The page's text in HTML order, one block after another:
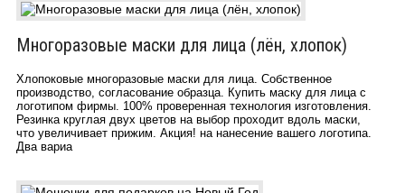
Многоразовые маски для лица (лён, хлопок)
Хлопоковые многоразовые маски для лица. Собственное
производство, согласование образца. Купить маску для лица с
логотипом фирмы. 100% проверенная технология изготовления.
Резинка круглая двух цветов на выбор проходит вдоль маски,
что увеличивает прижим. Акция! на нанесение вашего логотипа.
Два вариа